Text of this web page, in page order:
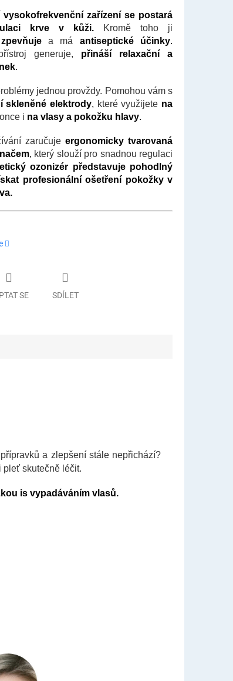
vysokofrekvenční zařízení se postará
krve v kůži.
Kromě toho ji
zpevňujea má antiseptické účinky.
generuje, přináší relaxační a
.
jednou provždy. Pomohou vám s
skleněné elektrody, které využijete na
i na vlasy a pokožku hlavy.
zaručujeergonomicky tvarovaná
, který slouží pro snadnou regulaci
ozonizér představuje pohodlný
profesionální ošetření pokožky v
SE SDÍLET
a zlepšení stále nepřichází?
pleť skutečně léčit.
is vypadáváním vlasů.